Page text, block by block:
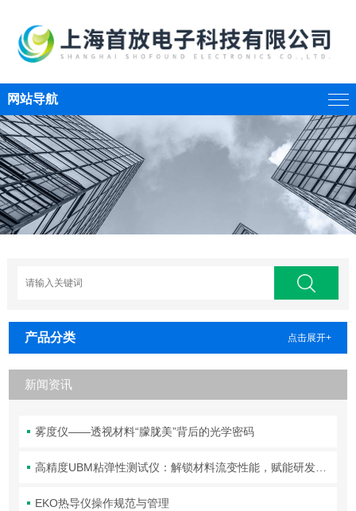
网站导航
产品分类 点击展开+
新闻资讯
雾度仪——透视材料“朦胧美”背后的光学密码
高精度UBM粘弹性测试仪：解锁材料流变性能，赋能研发与质控
EKO热导仪操作规范与管理